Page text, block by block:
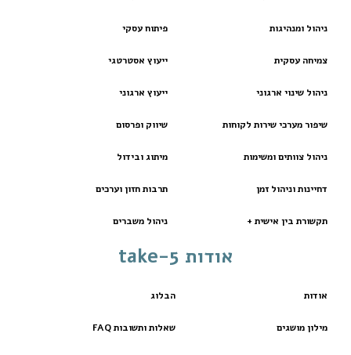
אודות take-5
אודות הבלוג
מילון מושגים שאלות ותשובות FAQ
פיתוח עסקי
ייעוץ אסטרטגי
ייעוץ ארגוני
שיווק ופרסום
מיתוג ובידול
תרבות חזון וערכים
ניהול משברים
ניהול ומנהיגות
צמיחה עסקית
ניהול שינוי ארגוני
שיפור מערכי שירות לקוחות
ניהול צוותים ומשימות
דחיינות וניהול זמן
תקשורת בין אישית +